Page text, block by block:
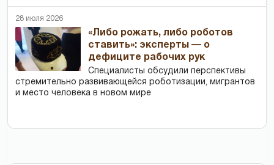
28 июля 2026
«Либо рожать, либо роботов
ставить»: эксперты — о
дефиците рабочих рук
Специалисты обсудили перспективы
стремительно развивающейся роботизации, мигрантов
и место человека в новом мире